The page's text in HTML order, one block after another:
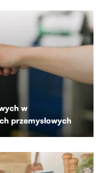
w
przemysłowych